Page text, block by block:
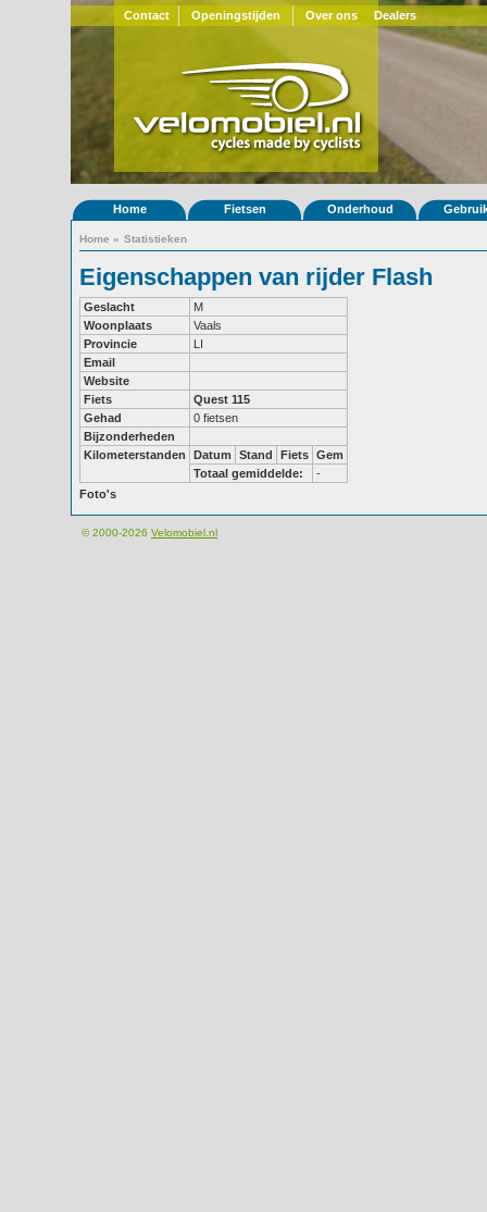
Contact Openingstijden Over ons Dealers
Home Fietsen Onderhoud
Home » Statistieken
Eigenschappen van rijder Flash
Geslacht
M
Woonplaats
Vaals
Provincie
LI
Email
Website
Fiets
Quest 115
Gehad
0 fietsen
Bijzonderheden
Kilometerstanden
Datum Stand Fiets Gem
Totaal gemiddelde:
-
Foto's
© 2000-2026 Velomobiel.nl